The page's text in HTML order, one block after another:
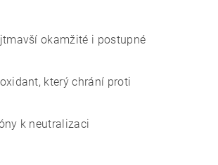
okamžité i postupné
který chrání proti
k neutralizaci